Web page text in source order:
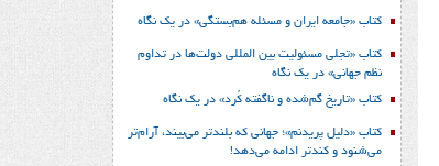
کتاب «جامعه ایران و مسئله هم‌بستگی» در یک نگاه
کتاب «تجلی مسئولیت بین المللی دولت‌ها در تداوم
نظم جهانی» در یک نگاه
کتاب «تاریخ گم‌شده و ناگفته کُرد» در یک نگاه
کتاب «دلیل پریدنم»؛ جهانی که بلندتر می‌بیند، آرام‌تر
می‌شنود و کندتر ادامه می‌دهد!